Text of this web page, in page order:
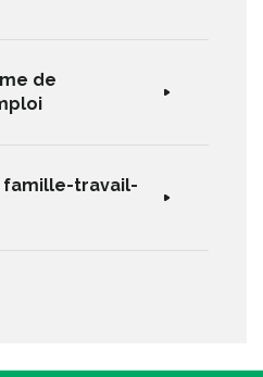
de
famille-travail-